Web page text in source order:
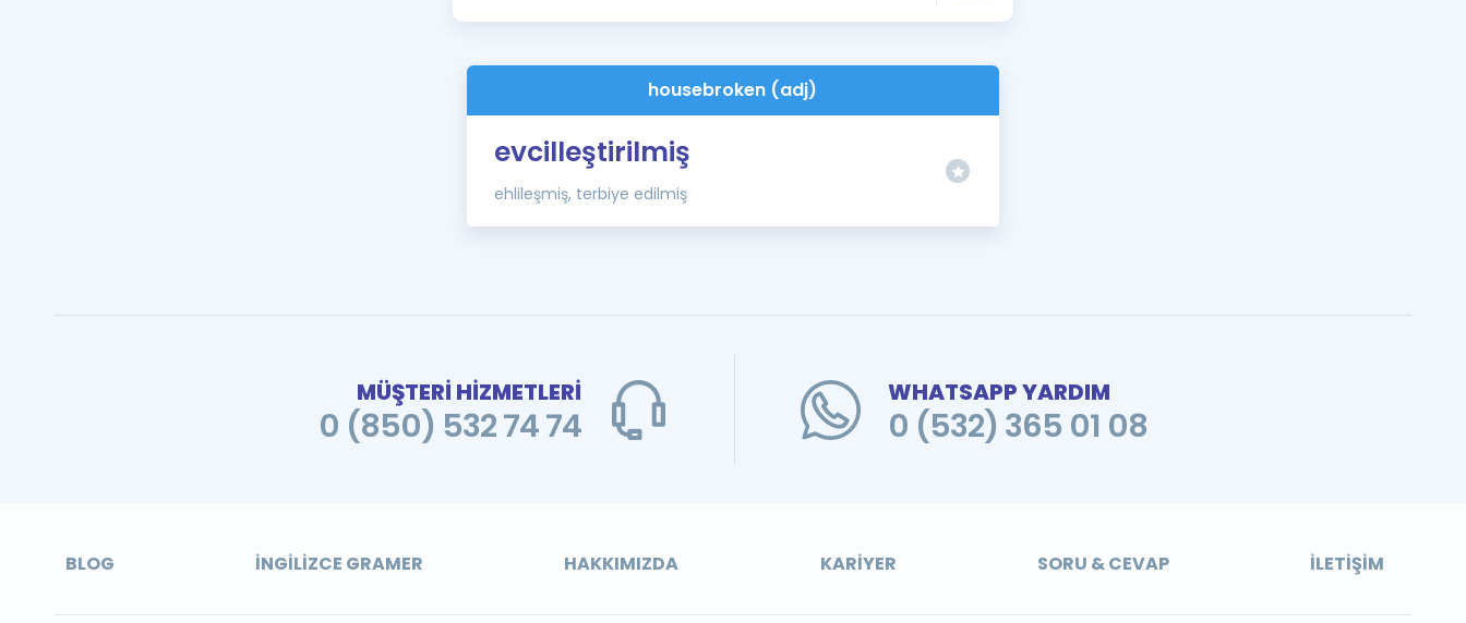
İngilizce Gramer
housebroken (adj)
evcilleştirilmiş
ehlileşmiş, terbiye edilmiş
MÜŞTERİ HİZMETLERİ
0 (850) 532 74 74
WHATSAPP YARDIM
0 (532) 365 01 08
BLOG İNGILIZCE GRAMER HAKKIMIZDA KARIYER SORU & CEVAP İLETIŞIM